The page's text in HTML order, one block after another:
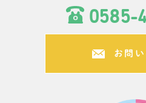
0585-
お問